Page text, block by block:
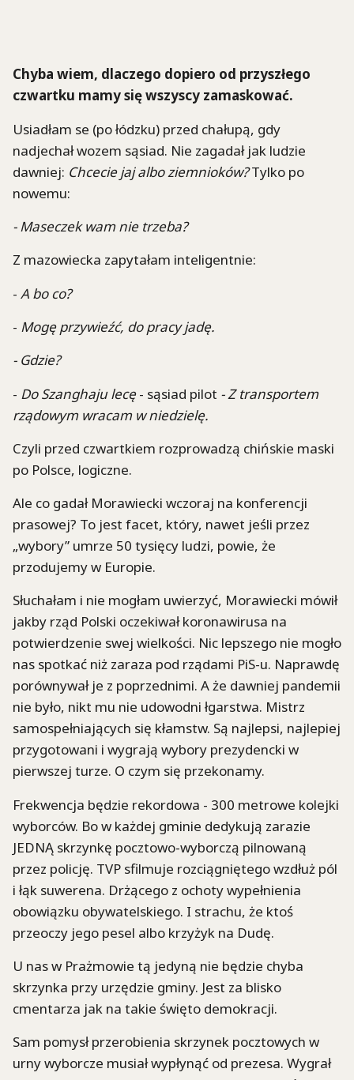
Chyba wiem, dlaczego dopiero od przyszłego
czwartku mamy się wszyscy zamaskować.
Usiadłam se (po łódzku) przed chałupą, gdy
nadjechał wozem sąsiad. Nie zagadał jak ludzie
dawniej: Chcecie jaj albo ziemnioków?Tylko po
nowemu:
- Maseczek wam nie trzeba?
Z mazowiecka zapytałam inteligentnie:
- A bo co?
- Mogę przywieźć, do pracy jadę.
- Gdzie?
- Do Szanghaju lecę- sąsiad pilot - Z transportem
rządowym wracam w niedzielę.
Czyli przed czwartkiem rozprowadzą chińskie maski
po Polsce, logiczne.
Ale co gadał Morawiecki wczoraj na konferencji
prasowej? To jest facet, który, nawet jeśli przez
„wybory” umrze 50 tysięcy ludzi, powie, że
przodujemy w Europie.
Słuchałam i nie mogłam uwierzyć, Morawiecki mówił
jakby rząd Polski oczekiwał koronawirusa na
potwierdzenie swej wielkości. Nic lepszego nie mogło
nas spotkać niż zaraza pod rządami PiS-u. Naprawdę
porównywał je z poprzednimi. A że dawniej pandemii
nie było, nikt mu nie udowodni łgarstwa. Mistrz
samospełniających się kłamstw. Są najlepsi, najlepiej
przygotowani i wygrają wybory prezydencki w
pierwszej turze. O czym się przekonamy.
Frekwencja będzie rekordowa - 300 metrowe kolejki
wyborców. Bo w każdej gminie dedykują zarazie
JEDNĄ skrzynkę pocztowo-wyborczą pilnowaną
przez policję. TVP sfilmuje rozciągniętego wzdłuż pól
i łąk suwerena. Drżącego z ochoty wypełnienia
obowiązku obywatelskiego. I strachu, że ktoś
przeoczy jego pesel albo krzyżyk na Dudę.
U nas w Prażmowie tą jedyną nie będzie chyba
skrzynka przy urzędzie gminy. Jest za blisko
cmentarza jak na takie święto demokracji.
Sam pomysł przerobienia skrzynek pocztowych w
urny wyborcze musiał wypłynąć od prezesa. Wygrał